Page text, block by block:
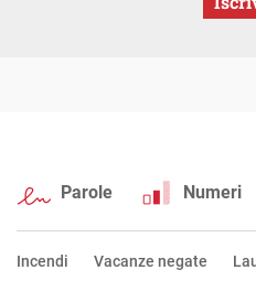
Parole Numeri
Incendi Vacanze negate